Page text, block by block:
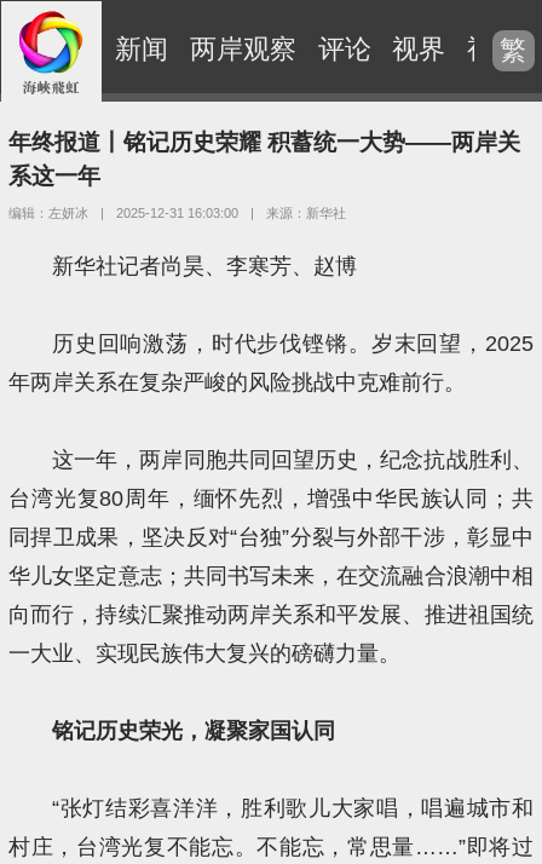
新闻 两岸观察 评论 视界 视频
繁
年终报道丨铭记历史荣耀 积蓄统一大势——两岸关
系这一年
编辑：左妍冰 | 2025-12-31 16:03:00 | 来源：新华社
新华社记者尚昊、李寒芳、赵博
历史回响激荡，时代步伐铿锵。岁末回望，2025
年两岸关系在复杂严峻的风险挑战中克难前行。
这一年，两岸同胞共同回望历史，纪念抗战胜利、
台湾光复80周年，缅怀先烈，增强中华民族认同；共
同捍卫成果，坚决反对“台独”分裂与外部干涉，彰显中
华儿女坚定意志；共同书写未来，在交流融合浪潮中相
向而行，持续汇聚推动两岸关系和平发展、推进祖国统
一大业、实现民族伟大复兴的磅礴力量。
铭记历史荣光，凝聚家国认同
“张灯结彩喜洋洋，胜利歌儿大家唱，唱遍城市和
村庄，台湾光复不能忘。不能忘，常思量……”即将过